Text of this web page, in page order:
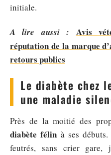
initiale.
A lire aussi :
Avis
réputation de la marque
retours publics
Le diabète chez
une maladie
Près de la moitié des
diabète félin à ses
feutrés, sans crier gare,